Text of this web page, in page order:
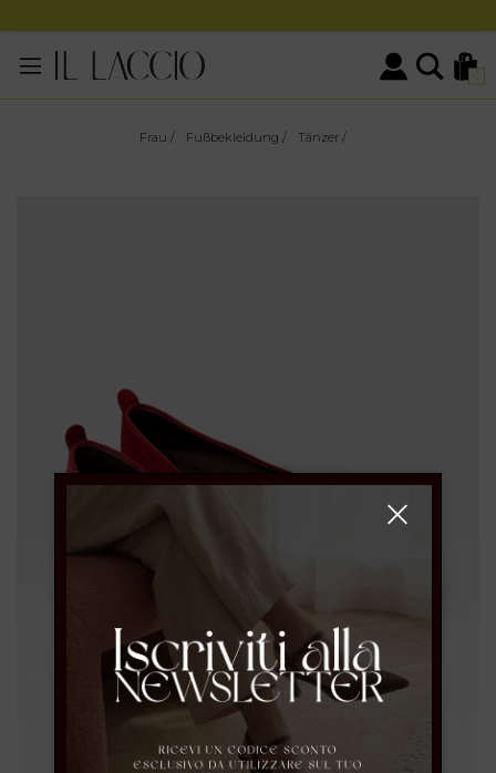
0
Frau / Fußbekleidung / Tänzer/